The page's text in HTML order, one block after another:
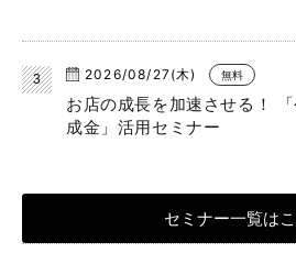
2026/08/27(木) 無料
お店の成長を加速させる！
成金」活用セミナー
セミナー一覧は